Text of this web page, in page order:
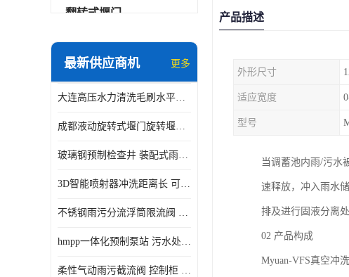
翻转式堰门
智能一体化雨水泵站
智能一体化供水泵房
智能一体化净水设备
最新供应商机 更多
大连高压水力清洗毛刷水平自清洁滚刷 水力自动冲洗系统 水力清洗
成都液动旋转式堰门旋转堰门 自动控制 SUS304
玻璃钢预制检查井 装配式雨水污水井 初期弃流井 源头厂家
3D智能喷射器冲洗距离长 可270度旋转 高强度水压远距离喷洗
不锈钢雨污分流浮筒限流阀 DN150-DN1000 品质可信
hmpp一体化预制泵站 污水处理系统 乡镇学校市政排水 厂家供应
柔性气动雨污截流阀 控制柜 远程控制安全性高检修方便
产品描述
外形尺寸
适应宽度
型号
当调蓄池内雨/污水
速释放，冲入雨水
排及进行固液分离处
02 产品构成
Myuan-VFS真空冲